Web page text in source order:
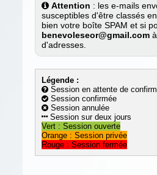
Attention : les e-mails
susceptibles d'être classés
bien votre boîte SPAM et si
benevoleseor@gmail.comà
d'adresses.
Légende :
Session en attente de
Session confirmée
Session annulée
Session sur deux jours
Vert : Session ouverte
Orange : Session privée
Rouge : Session fermée